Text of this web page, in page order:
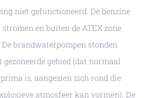
niet gefunctioneerd. De benzine
en buiten de ATEX zone
brandwaterpompen stonden
gebied (dat normaal
is, aangezien zich rond die
atmosfeer kan vormen). De